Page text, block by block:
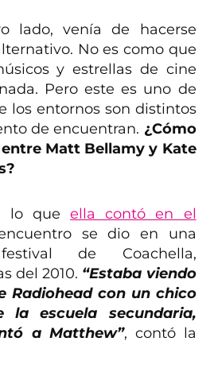
lado, venía de hacerse
No es como que
y estrellas de cine
Pero este es uno de
los entornos son distintos
de encuentran. ¿Cómo
Matt Bellamy y Kate
lo queella contó en el
se dio en una
de Coachella,
del 2010. “Estaba viendo
Radiohead con un chico
la escuela secundaria,
a Matthew”, contó la